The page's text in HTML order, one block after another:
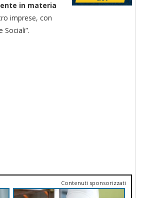
in materia
imprese, con
Contenuti sponsorizzati